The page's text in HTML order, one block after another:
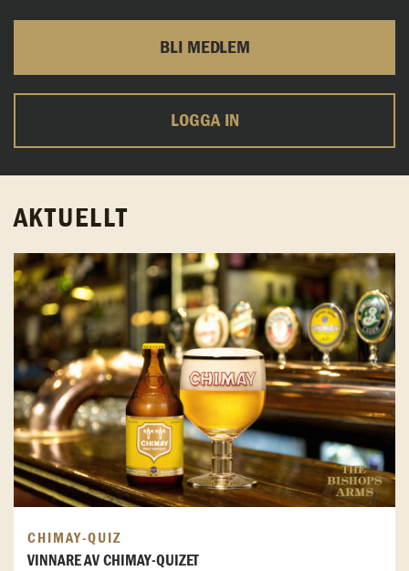
BLI MEDLEM
LOGGA IN
AKTUELLT
CHIMAY-QUIZ
VINNARE AV CHIMAY-QUIZET